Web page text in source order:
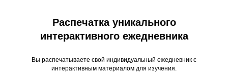
Распечатка уникального
интерактивного ежедневника
Вы распечатываете свой индивидуальный ежедневник с
интерактивным материалом для изучения.